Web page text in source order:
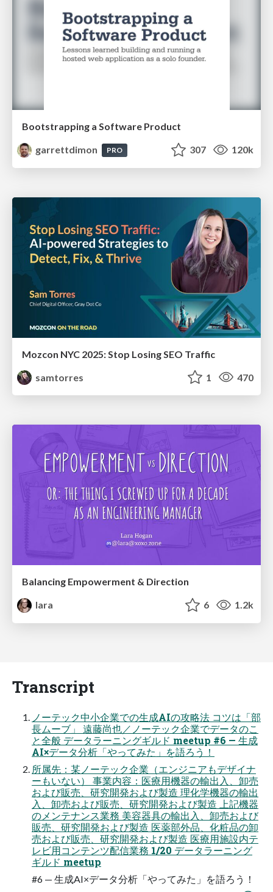
Bootstrapping a Software Product
garrettdimon
PRO 307 120k
Mozcon NYC 2025: Stop Losing SEO Traffic
samtorres
1 470
Balancing Empowerment & Direction
lara
6 1.2k
Transcript
ノーテック中小企業での生成AIの攻略法 コツは「部
長ムーブ」 遠藤尚也／ノーテック企業でデータのこ
と全般 データラーニングギルド meetup #6 — 生成
AI×データ分析「やってみた」を語ろう！
所属先：某ノーテック企業（エンジニアもデザイナ
ーもいない） 事業内容：医療用機器の輸出入、卸売
および販売、研究開発および製造 理化学機器の輸出
入、卸売および販売、研究開発および製造 上記機器
のメンテナンス業務 美容器具の輸出入、卸売および
販売、研究開発および製造 医薬部外品、化粧品の卸
売および販売、研究開発および製造 医療用施設内テ
レビ用コンテンツ配信業務 1/20 データラーニング
ギルド meetup
#6 — 生成AI×データ分析「やってみた」を語ろう！